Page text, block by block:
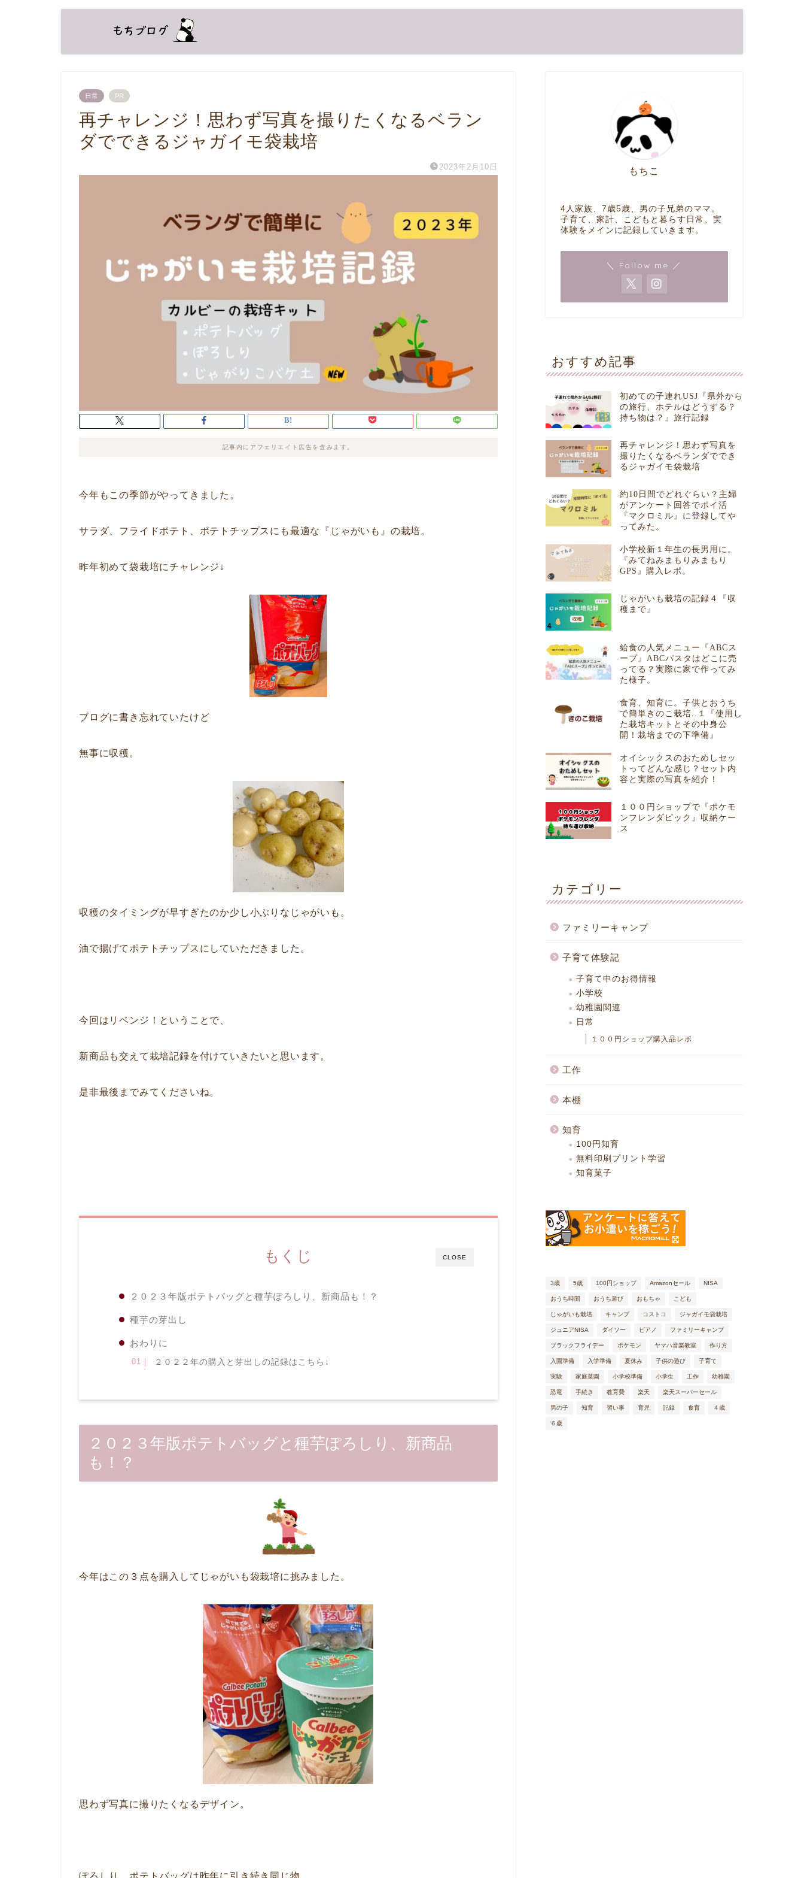
日常 PR
再チャレンジ！思わず写真を撮りたくなるベラン
ダでできるジャガイモ袋栽培
2023年2月10日
記事内にアフェリエイト広告を含みます。
今年もこの季節がやってきました。
サラダ、フライドポテト、ポテトチップスにも最適な『じゃがいも』の栽培。
昨年初めて袋栽培にチャレンジ↓
ブログに書き忘れていたけど
無事に収穫。
収穫のタイミングが早すぎたのか少し小ぶりなじゃがいも。
油で揚げてポテトチップスにしていただきました。
今回はリベンジ！ということで、
新商品も交えて栽培記録を付けていきたいと思います。
是非最後までみてくださいね。
CLOSE
もくじ
２０２３年版ポテトバッグと種芋ぽろしり、新商品も！？
種芋の芽出し
おわりに
２０２２年の購入と芽出しの記録はこちら↓
２０２３年版ポテトバッグと種芋ぽろしり、新商品
も！？
今年はこの３点を購入してじゃがいも袋栽培に挑みました。
思わず写真に撮りたくなるデザイン。
もちこ
4人家族、7歳5歳、男の子兄弟のママ。
子育て、家計、こどもと暮らす日常、実
体験をメインに記録していきます。
＼ Follow me ／
おすすめ記事
初めての子連れUSJ『県外から
の旅行、ホテルはどうする？
持ち物は？』旅行記録
再チャレンジ！思わず写真を
撮りたくなるベランダででき
るジャガイモ袋栽培
約10日間でどれぐらい？主婦
がアンケート回答でポイ活
『マクロミル』に登録してや
ってみた。
小学校新１年生の長男用に。
『みてねみまもりみまもり
GPS』購入レポ。
じゃがいも栽培の記録４『収
穫まで』
給食の人気メニュー『ABCス
ープ』ABCパスタはどこに売
ってる？実際に家で作ってみ
た様子。
食育、知育に。子供とおうち
で簡単きのこ栽培..１『使用し
た栽培キットとその中身公
開！栽培までの下準備』
オイシックスのおためしセッ
トってどんな感じ？セット内
容と実際の写真を紹介！
１００円ショップで『ポケモ
ンフレンダピック』収納ケー
ス
カテゴリー
ファミリーキャンプ
子育て体験記
子育て中のお得情報
小学校
幼稚園関連
日常
１００円ショップ購入品レポ
工作
本棚
知育
100円知育
無料印刷プリント学習
知育菓子
3歳 5歳 100円ショップ Amazonセール NISA
おうち時間 おうち遊び おもちゃ こども
じゃがいも栽培 キャンプ コストコ ジャガイモ袋栽培
ジュニアNISA ダイソー ピアノ ファミリーキャンプ
ブラックフライデー ポケモン ヤマハ音楽教室 作り方
入園準備 入学準備 夏休み 子供の遊び 子育て
実験 家庭菜園 小学校準備 小学生 工作 幼稚園
恐竜 手続き 教育費 楽天 楽天スーパーセール
男の子 知育 習い事 育児 記録 食育 ４歳
６歳